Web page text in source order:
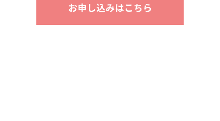
お申し込みはこちら